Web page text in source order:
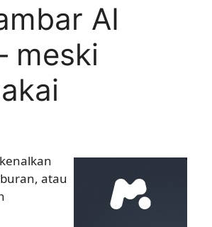
AI
meski
atau